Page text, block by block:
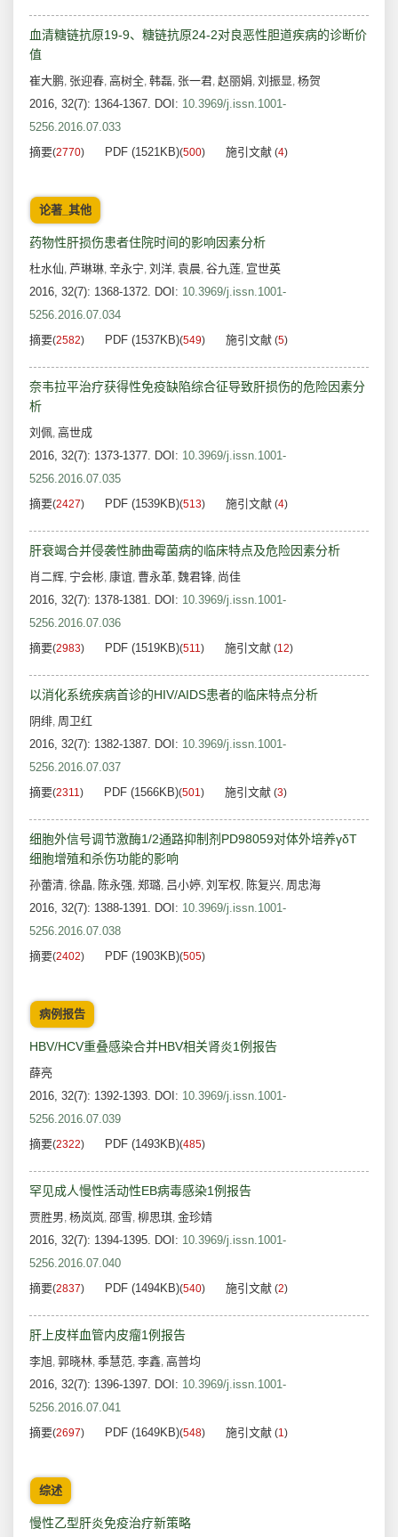
血清糖链抗原19-9、糖链抗原24-2对良恶性胆道疾病的诊断价
值
崔大鹏, 张迎春, 高树全, 韩磊, 张一君, 赵丽娟, 刘振显, 杨贺
2016, 32(7): 1364-1367. DOI: 10.3969/j.issn.1001-
5256.2016.07.033
摘要(2770) PDF (1521KB)(500) 施引文献 (4)
论著_其他
药物性肝损伤患者住院时间的影响因素分析
杜水仙, 芦琳琳, 辛永宁, 刘洋, 袁晨, 谷九莲, 宣世英
2016, 32(7): 1368-1372. DOI: 10.3969/j.issn.1001-
5256.2016.07.034
摘要(2582) PDF (1537KB)(549) 施引文献 (5)
奈韦拉平治疗获得性免疫缺陷综合征导致肝损伤的危险因素分
析
刘佩, 高世成
2016, 32(7): 1373-1377. DOI: 10.3969/j.issn.1001-
5256.2016.07.035
摘要(2427) PDF (1539KB)(513) 施引文献 (4)
肝衰竭合并侵袭性肺曲霉菌病的临床特点及危险因素分析
肖二辉, 宁会彬, 康谊, 曹永革, 魏君锋, 尚佳
2016, 32(7): 1378-1381. DOI: 10.3969/j.issn.1001-
5256.2016.07.036
摘要(2983) PDF (1519KB)(511) 施引文献 (12)
以消化系统疾病首诊的HIV/AIDS患者的临床特点分析
阴绯, 周卫红
2016, 32(7): 1382-1387. DOI: 10.3969/j.issn.1001-
5256.2016.07.037
摘要(2311) PDF (1566KB)(501) 施引文献 (3)
细胞外信号调节激酶1/2通路抑制剂PD98059对体外培养γδT
细胞增殖和杀伤功能的影响
孙蕾清, 徐晶, 陈永强, 郑璐, 吕小婷, 刘军权, 陈复兴, 周忠海
2016, 32(7): 1388-1391. DOI: 10.3969/j.issn.1001-
5256.2016.07.038
摘要(2402) PDF (1903KB)(505)
病例报告
HBV/HCV重叠感染合并HBV相关肾炎1例报告
薛亮
2016, 32(7): 1392-1393. DOI: 10.3969/j.issn.1001-
5256.2016.07.039
摘要(2322) PDF (1493KB)(485)
罕见成人慢性活动性EB病毒感染1例报告
贾胜男, 杨岚岚, 邵雪, 柳思琪, 金珍婧
2016, 32(7): 1394-1395. DOI: 10.3969/j.issn.1001-
5256.2016.07.040
摘要(2837) PDF (1494KB)(540) 施引文献 (2)
肝上皮样血管内皮瘤1例报告
李旭, 郭晓林, 季慧范, 李鑫, 高普均
2016, 32(7): 1396-1397. DOI: 10.3969/j.issn.1001-
5256.2016.07.041
摘要(2697) PDF (1649KB)(548) 施引文献 (1)
综述
慢性乙型肝炎免疫治疗新策略